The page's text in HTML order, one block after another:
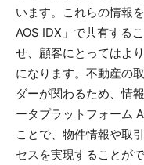
います。これらの情報
AOS IDX」で共有する
せ、顧客にとってはよ
になります。不動産の
ダーが関わるため、情
ータプラットフォーム
ことで、物件情報や取
セスを実現することがで